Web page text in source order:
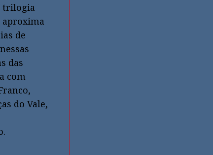
trilogia
aproxima
de
das
com
do Vale,